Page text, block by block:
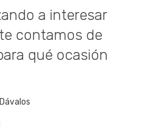
a interesar
contamos de
qué ocasión